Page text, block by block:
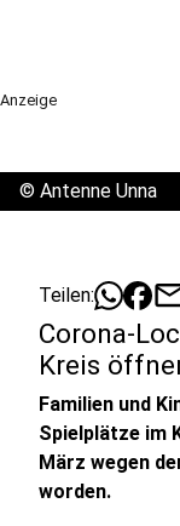
Anzeige
© Antenne Unna
Teilen:
Corona-
Kreis
Familien und
Spielplätze im
März wegen
worden.